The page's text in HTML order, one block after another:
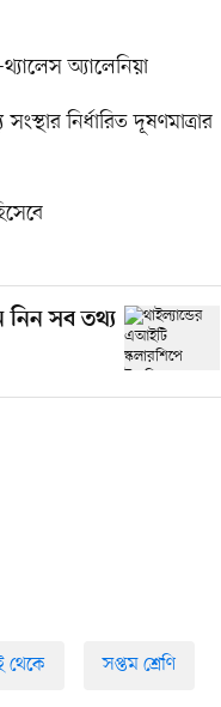
অ্যালেনিয়া
নির্ধারিত দূষণমাত্রার
নিন সব তথ্য
থেকে সপ্তম শ্রেণি